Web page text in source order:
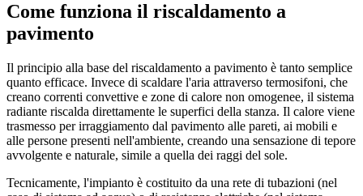
Come funziona il riscaldamento a
pavimento
Il principio alla base del riscaldamento a pavimento è tanto semplice
quanto efficace. Invece di scaldare l'aria attraverso termosifoni, che
creano correnti convettive e zone di calore non omogenee, il sistema
radiante riscalda direttamente le superfici della stanza. Il calore viene
trasmesso per irraggiamento dal pavimento alle pareti, ai mobili e
alle persone presenti nell'ambiente, creando una sensazione di tepore
avvolgente e naturale, simile a quella dei raggi del sole.
Tecnicamente, l'impianto è costituito da una rete di tubazioni (nel